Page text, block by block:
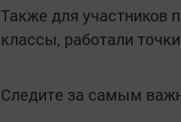
Также для участников
классы, работали
Следите за самым